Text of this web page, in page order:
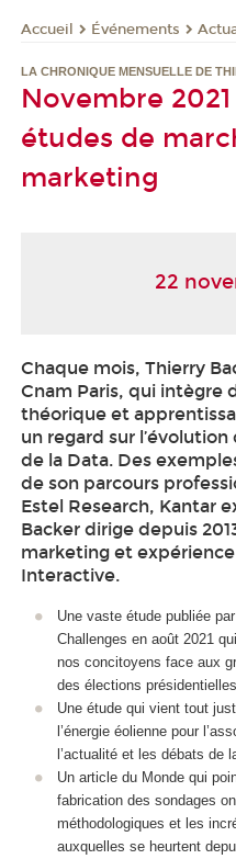
Accueil Événements
LA CHRONIQUE MENSUELLE DE
Novembre
études de
marketing
22
Chaque mois, Thierry
Cnam Paris, qui intègre
théorique et
un regard sur
de la Data. Des
de son parcours
Estel Research, Kantar
Backer dirige depuis
marketing et
Interactive.
Une vaste étude publiée
Challenges en août 2021
nos concitoyens face aux
des élections
Une étude qui vient tout
l’énergie éolienne pour
l’actualité et les débats de
Un article du Monde qui
fabrication des sondages
méthodologiques et les
auxquelles se heurtent